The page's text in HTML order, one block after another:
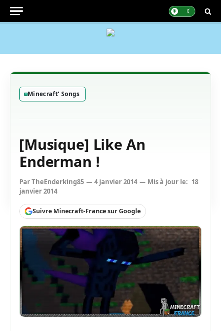
Minecraft' Songs
[Musique] Like An
Enderman !
ParTheEnderking85 4 janvier 2014 Mis à jour le: 18
janvier 2014
Suivre Minecraft-France sur Google